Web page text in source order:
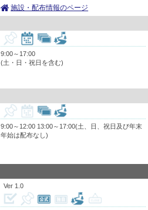
施設・配布情報のページ
9:00～17:00
(土・日・祝日を含む)
9:00～12:00 13:00～17:00(土、日、祝日及び年末
年始は配布なし)
1.0